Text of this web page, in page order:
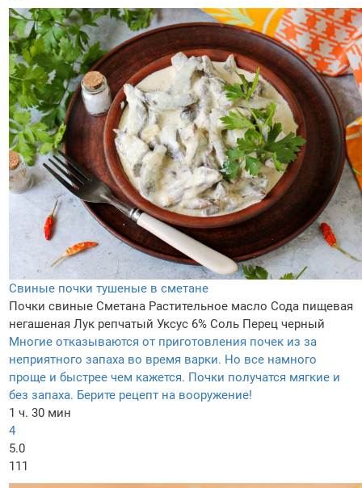
Свиные почки тушеные в сметане
Почки свиные Сметана Растительное масло Сода пищевая
негашеная Лук репчатый Уксус 6% Соль Перец черный
Многие отказываются от приготовления почек из за
неприятного запаха во время варки. Но все намного
проще и быстрее чем кажется. Почки получатся мягкие и
без запаха. Берите рецепт на вооружение!
1 ч. 30 мин
4
5.0
111